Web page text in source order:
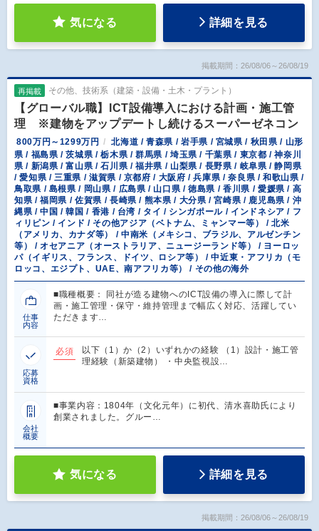
気になる 詳細を見る
掲載期間：26/08/06～26/08/19
再掲載 その他、技術系（建築・設備・土木・プラント）
【グローバル職】ICT設備導入における計画・施工管
理 ※建物をアップデートし続けるスーパーゼネコン
800万円～1299万円
北海道 / 青森県 / 岩手県 / 宮城県 / 秋田県 / 山形
県 / 福島県 / 茨城県 / 栃木県 / 群馬県 / 埼玉県 / 千葉県 / 東京都 / 神奈川
県 / 新潟県 / 富山県 / 石川県 / 福井県 / 山梨県 / 長野県 / 岐阜県 / 静岡県
/ 愛知県 / 三重県 / 滋賀県 / 京都府 / 大阪府 / 兵庫県 / 奈良県 / 和歌山県 /
鳥取県 / 島根県 / 岡山県 / 広島県 / 山口県 / 徳島県 / 香川県 / 愛媛県 / 高
知県 / 福岡県 / 佐賀県 / 長崎県 / 熊本県 / 大分県 / 宮崎県 / 鹿児島県 / 沖
縄県 / 中国 / 韓国 / 香港 / 台湾 / タイ / シンガポール / インドネシア / フ
ィリピン / インド / その他アジア（ベトナム、ミャンマー等） / 北米
（アメリカ、カナダ等） / 中南米（メキシコ、ブラジル、アルゼンチン
等） / オセアニア（オーストラリア、ニュージーランド等） / ヨーロッ
パ（イギリス、フランス、ドイツ、ロシア等） / 中近東・アフリカ（モ
ロッコ、エジプト、UAE、南アフリカ等） / その他の海外
仕事
内容
■職種概要： 同社が造る建物へのICT設備の導入に際して計
画・施工管理・保守・維持管理まで幅広く対応、活躍してい
ただきます…
応募
資格
必須
以下（1）か（2）いずれかの経験 （1）設計・施工管
理経験（新築建物） ・中央監視設…
会社
概要
■事業内容：1804年（文化元年）に初代、清水喜助氏により
創業されました。グルー…
気になる 詳細を見る
掲載期間：26/08/06～26/08/19